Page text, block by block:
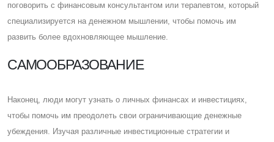
поговорить с финансовым консультантом или терапевтом, который
специализируется на денежном мышлении, чтобы помочь им
развить более вдохновляющее мышление.
CАМООБРАЗОВАНИЕ
Наконец, люди могут узнать о личных финансах и инвестициях,
чтобы помочь им преодолеть свои ограничивающие денежные
убеждения. Изучая различные инвестиционные стратегии и